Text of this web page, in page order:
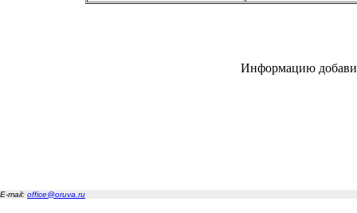
Информацию
E-mail: office@oruva.ru